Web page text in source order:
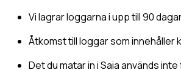
Vi lagrar loggarna i upp till 90
Åtkomst till loggar som
Det du matar in i Saia används